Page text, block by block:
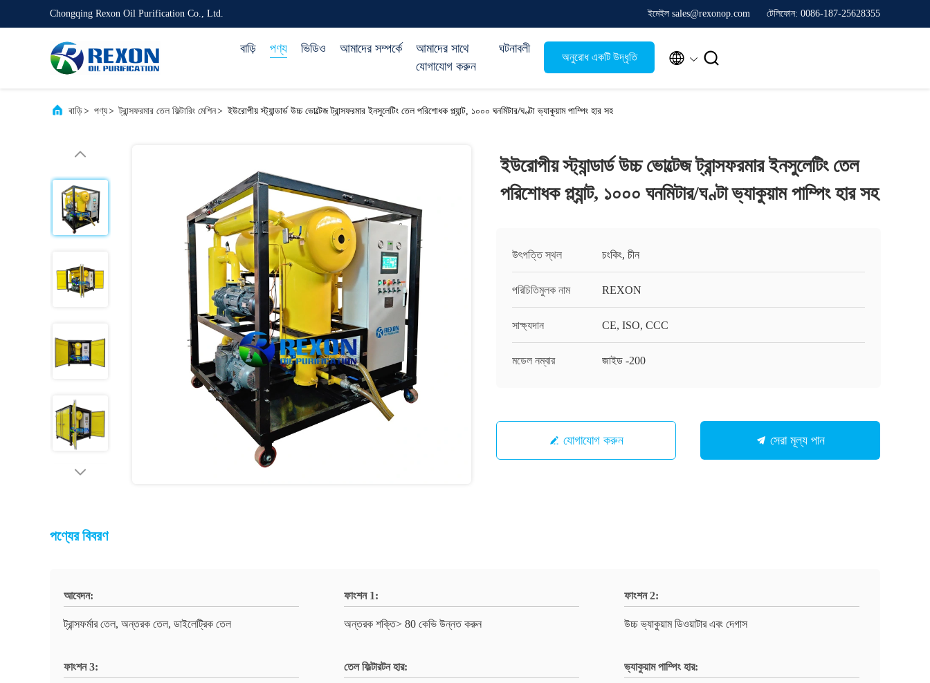
Chongqing Rexon Oil Purification Co., Ltd. ইমেইল sales@rexonop.com টেলিফোন: 0086-187-25628355
বাড়ি পণ্য ভিডিও আমাদের সম্পর্কে
আমাদের সাথে
যোগাযোগ করুন
ঘটনাবলী
অনুরোধ একটি উদ্ধৃতি  
বাড়ি> পণ্য> ট্রান্সফরমার তেল ফিল্টারিং মেশিন> ইউরোপীয় স্ট্যান্ডার্ড উচ্চ ভোল্টেজ ট্রান্সফরমার ইনসুলেটিং তেল পরিশোধক প্ল্যান্ট, ১০০০ ঘনমিটার/ঘণ্টা ভ্যাকুয়াম পাম্পিং হার সহ
ইউরোপীয় স্ট্যান্ডার্ড উচ্চ ভোল্টেজ ট্রান্সফরমার ইনসুলেটিং তেল
পরিশোধক প্ল্যান্ট, ১০০০ ঘনমিটার/ঘণ্টা ভ্যাকুয়াম পাম্পিং হার সহ
উৎপত্তি স্থল চংকিং, চীন
পরিচিতিমুলক নাম REXON
সাক্ষ্যদান CE, ISO, CCC
মডেল নম্বার জাইড -200
যোগাযোগ করুন সেরা মূল্য পান
পণ্যের বিবরণ
আবেদন:
ট্রান্সফর্মার তেল, অন্তরক তেল, ডাইলেট্রিক তেল
ফাংশন 1:
অন্তরক শক্তি> 80 কেভি উন্নত করুন
ফাংশন 2:
উচ্চ ভ্যাকুয়াম ডিওয়াটার এবং দেগাস
ফাংশন 3: তেল ফিল্টারটন হার: ভ্যাকুয়াম পাম্পিং হার: